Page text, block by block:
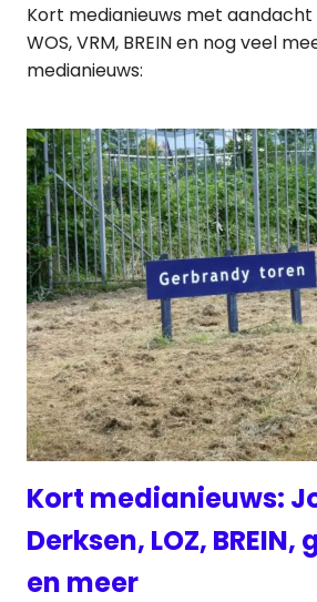
Kort medianieuws met aandacht
WOS, VRM, BREIN en nog veel
medianieuws:
Kort medianieuws:
Derksen, LOZ,
en meer